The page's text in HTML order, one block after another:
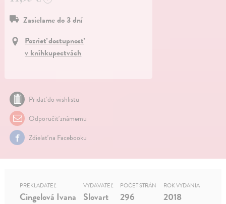
Zasielame do 3 dní
Pozrieť dostupnosť
v kníhkupectvách
Pridať do wishlistu
Odporučiť známemu
Zdielať na Facebooku
PREKLADATEĽ
Cingelová Ivana
VYDAVATEĽ
Slovart
POČET STRÁN
296
ROK VYDANIA
2018